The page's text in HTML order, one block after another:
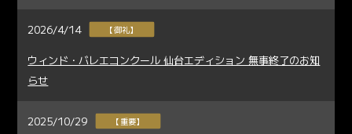
2026/4/14 【御礼】
ウィンド・バレエコンクール 仙台エディション 無事終了のお知
らせ
2025/10/29 【重要】